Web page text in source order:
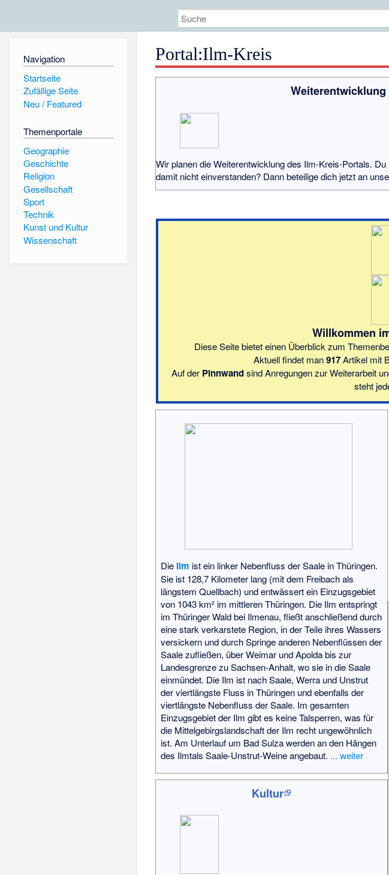
Navigation
Startseite
Zufällige Seite
Neu / Featured
Themenportale
Geographie
Geschichte
Religion
Gesellschaft
Sport
Technik
Kunst und Kultur
Wissenschaft
Portal:Ilm-Kreis
Wir planen die Weiterentwicklung des Ilm-Kreis-Portals.
damit nicht einverstanden? Dann beteilige dich jetzt an
Willkommen
Diese Seite bietet einen Überblick zum
Aktuell findet man917Artikel mit
Auf der Pinnwandsind Anregungen zur Weiterarbeit
steht
Die Ilm ist ein linker Nebenfluss der Saale in Thüringen.
Sie ist 128,7 Kilometer lang (mit dem Freibach als
längstem Quellbach) und entwässert ein Einzugsgebiet
von 1043 km² im mittleren Thüringen. Die Ilm entspringt
im Thüringer Wald bei Ilmenau, fließt anschließend durch
eine stark verkarstete Region, in der Teile ihres Wassers
versickern und durch Springe anderen Nebenflüssen der
Saale zufließen, über Weimar und Apolda bis zur
Landesgrenze zu Sachsen-Anhalt, wo sie in die Saale
einmündet. Die Ilm ist nach Saale, Werra und Unstrut
der viertlängste Fluss in Thüringen und ebenfalls der
viertlängste Nebenfluss der Saale. Im gesamten
Einzugsgebiet der Ilm gibt es keine Talsperren, was für
die Mittelgebirgslandschaft der Ilm recht ungewöhnlich
ist. Am Unterlauf um Bad Sulza werden an den Hängen
des Ilmtals Saale-Unstrut-Weine angebaut. ... weiter
Kultur